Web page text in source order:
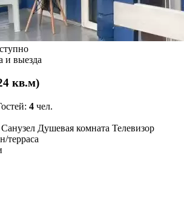
и выезда
кв.м)
4 чел.
Санузел Душевая комната Телевизор
терраса